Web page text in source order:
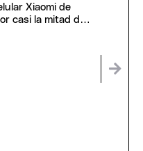
Xiaomi de
casi la mitad de